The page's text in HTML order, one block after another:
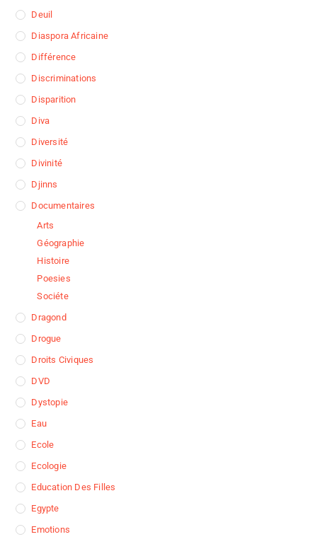
Deuil
Diaspora Africaine
Différence
Discriminations
Disparition
Diva
Diversité
Divinité
Djinns
Documentaires
Arts
Géographie
Histoire
Poesies
Sociéte
Dragond
Drogue
Droits Civiques
DVD
Dystopie
Eau
Ecole
Ecologie
Education Des Filles
Egypte
Emotions